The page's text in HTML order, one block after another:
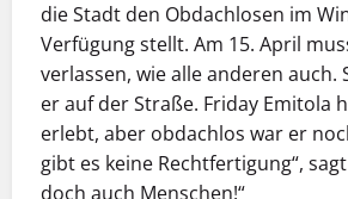
die Stadt den Obdachlosen im
Verfügung stellt. Am 15. April
verlassen, wie alle anderen auch.
er auf der Straße. Friday Emitola
erlebt, aber obdachlos war er
gibt es keine Rechtfertigung“,
doch auch Menschen!“